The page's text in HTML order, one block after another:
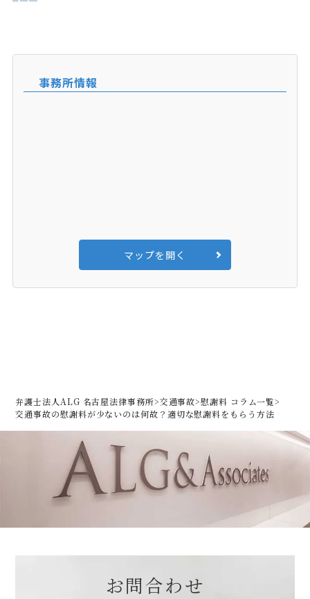
事務所情報
マップを開く
弁護士法人ALG 名古屋法律事務所>交通事故>慰謝料 コラム一覧>
交通事故の慰謝料が少ないのは何故？適切な慰謝料をもらう方法
お問合わせ